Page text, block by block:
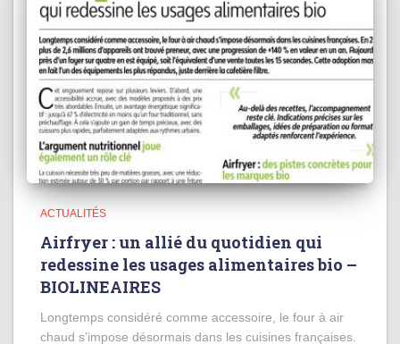
ACTUALITÉS
Airfryer : un allié du quotidien qui
redessine les usages alimentaires bio –
BIOLINEAIRES
Longtemps considéré comme accessoire, le four à air
chaud s’impose désormais dans les cuisines françaises.